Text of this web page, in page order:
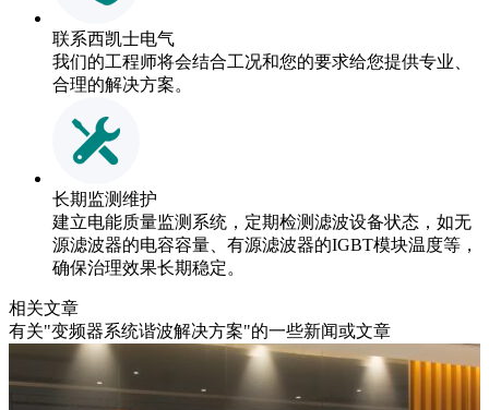
联系西凯士电气
我们的工程师将会结合工况和您的要求给您提供专业、
合理的解决方案。
长期监测维护
建立电能质量监测系统，定期检测滤波设备状态，如无
源滤波器的电容容量、有源滤波器的IGBT模块温度等，
确保治理效果长期稳定。
相关文章
有关"变频器系统谐波解决方案"的一些新闻或文章